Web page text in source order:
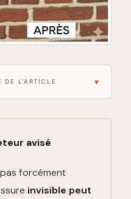
DE L'ARTICLE ▾
avisé
forcément
invisible peut